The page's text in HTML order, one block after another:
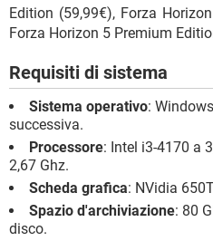
Edition (59,99€), Forza
Forza Horizon 5 Premium
Requisiti di sistema
Sistema operativo:
successiva.
Processore: Intel i3-4170 a
2,67 Ghz.
Scheda grafica: NVidia
Spazio d'archiviazione: 80
disco.